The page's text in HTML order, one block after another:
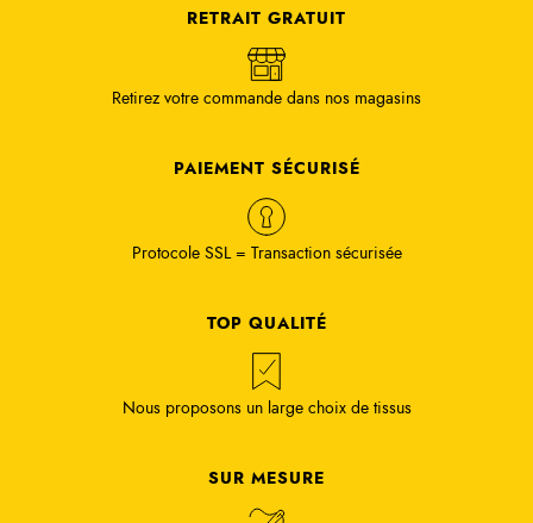
RETRAIT GRATUIT
Retirez votre commande dans nos magasins
PAIEMENT SÉCURISÉ
Protocole SSL = Transaction sécurisée
TOP QUALITÉ
Nous proposons un large choix de tissus
SUR MESURE